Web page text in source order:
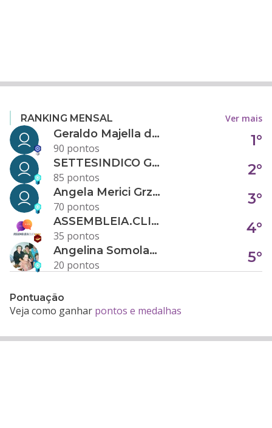
RANKING MENSAL Ver mais
Geraldo Majella da Silva
90 pontos
1°
SETTESINDICO GOVERNANÇA CONDOMINIAL
85 pontos
2°
Angela Merici Grzybowski
70 pontos
3°
ASSEMBLEIA.CLICK
35 pontos
4°
Angelina Somolanji R. Oliveira
20 pontos
5°
Pontuação
Veja como ganhar pontos e medalhas